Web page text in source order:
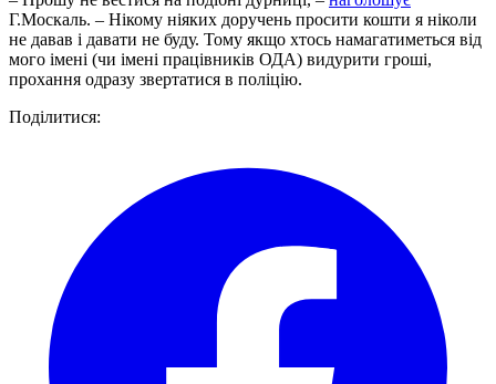
Г.Москаль. – Нікому ніяких доручень просити кошти я ніколи
не давав і давати не буду. Тому якщо хтось намагатиметься від
мого імені (чи імені працівників ОДА) видурити гроші,
прохання одразу звертатися в поліцію.
Поділитися: